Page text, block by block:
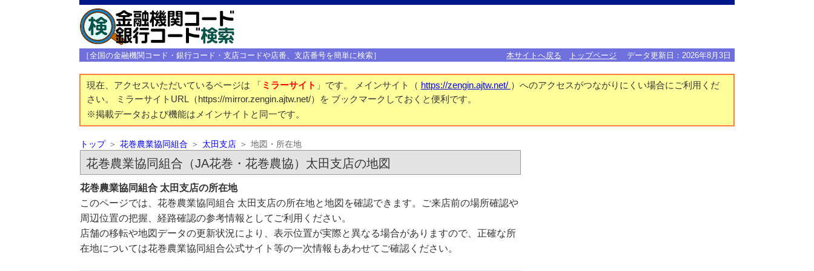
［全国の金融機関コード・銀行コード・支店コードや店番、支店番号を簡単に検索］ 本サイトへ戻る トップページ データ更新日： 2026年8月3日
現在、アクセスいただいているページは 「 ミラーサイト 」です。 メインサイト（ https://zengin.ajtw.net/ ）へのアクセスがつながりにくい場合にご利用くだ
さい。 ミラーサイトURL（https://mirror.zengin.ajtw.net/）を ブックマークしておくと便利です。
※掲載データおよび機能はメインサイトと同一です。
トップ 花巻農業協同組合 太田支店 地図・所在地
花巻農業協同組合（JA花巻・花巻農協）太田支店の地図
花巻農業協同組合 太田支店の所在地
このページでは、花巻農業協同組合 太田支店の所在地と地図を確認できます。ご来店前の場所確認や
周辺位置の把握、経路確認の参考情報としてご利用ください。
店舗の移転や地図データの更新状況により、表示位置が実際と異なる場合がありますので、正確な所
在地については花巻農業協同組合公式サイト等の一次情報もあわせてご確認ください。